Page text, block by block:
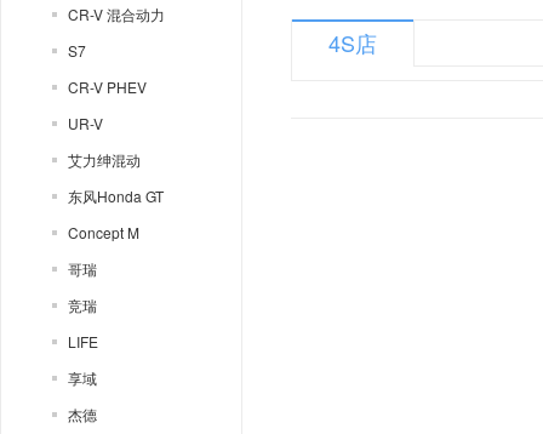
CR-V 混合动力
S7
CR-V PHEV
UR-V
艾力绅混动
东风Honda GT
Concept M
哥瑞
竞瑞
LIFE
享域
杰德
4S店